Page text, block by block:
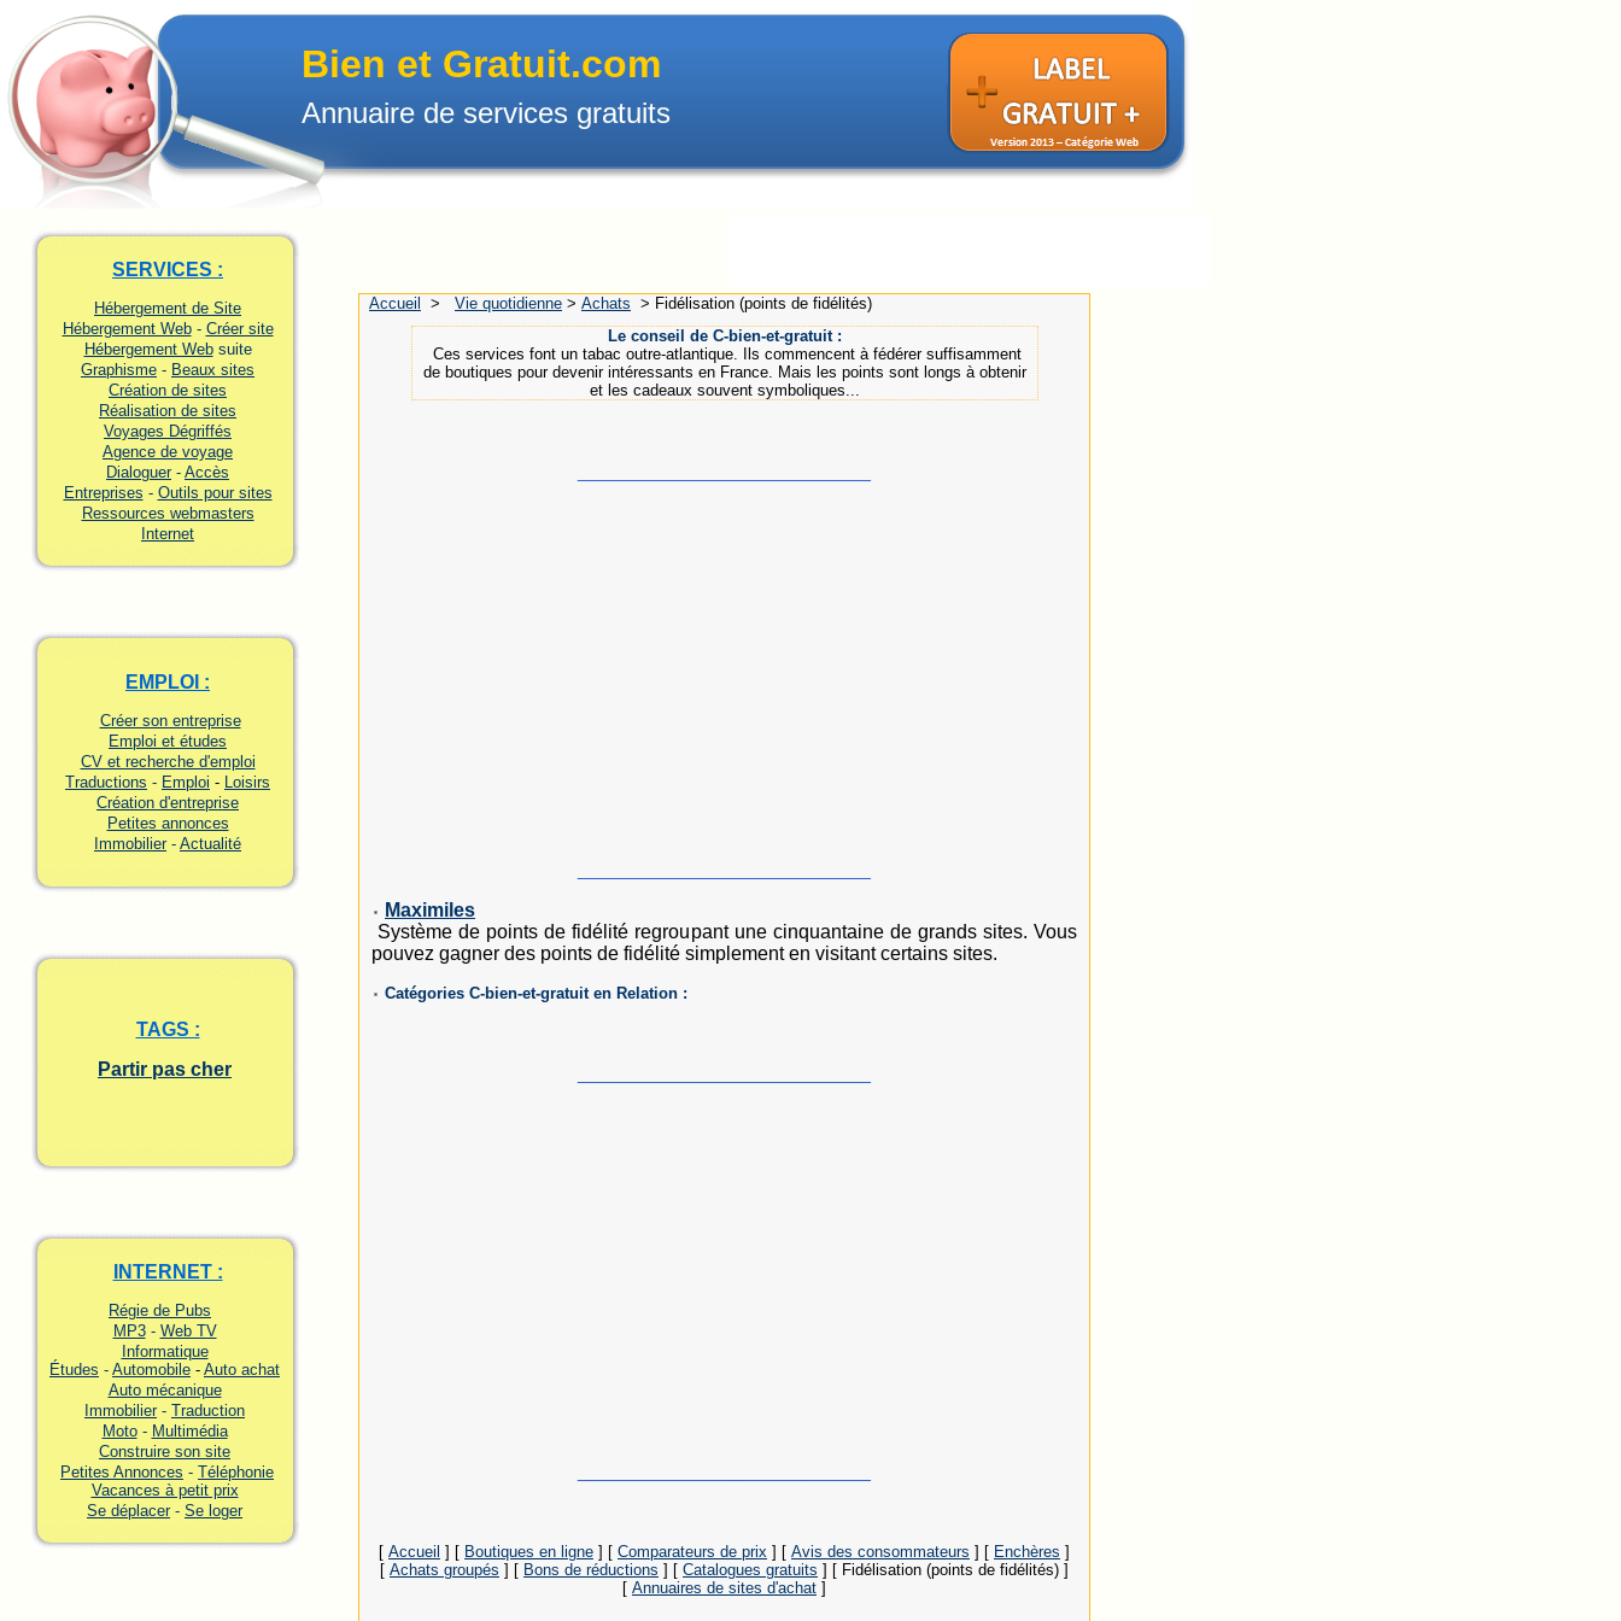
Bien et Gratuit.com
Annuaire de services gratuits
SERVICES :
Hébergement de Site
Hébergement Web- Créer site
Hébergement Websuite
Graphisme - Beaux sites
Création de sites
Réalisation de sites
Voyages Dégriffés
Agence de voyage
Dialoguer- Accès
Entreprises - Outils pour sites
Ressources webmasters
Internet
EMPLOI :
Créer son entreprise
Emploi et études
CV et recherche d'emploi
Traductions - Emploi - Loisirs
Création d'entreprise
Petites annonces
Immobilier - Actualité
TAGS :
Partir pas cher
INTERNET :
Régie de Pubs
MP3- Web TV
Informatique
Études - Automobile - Auto achat
Auto mécanique
Immobilier- Traduction
Moto - Multimédia
Construire son site
Petites Annonces - Téléphonie
Vacances à petit prix
Se déplacer- Se loger
Accueil > Vie quotidienne > Achats > Fidélisation (points de fidélités)
Le conseil de C-bien-et-gratuit :
Ces services font un tabac outre-atlantique. Ils commencent à fédérer suffisamment
de boutiques pour devenir intéressants en France. Mais les points sont longs à obtenir
et les cadeaux souvent symboliques...
Maximiles
Système de points de fidélité regroupant une cinquantaine de grands sites. Vous
pouvez gagner des points de fidélité simplement en visitant certains sites.
Catégories C-bien-et-gratuit en Relation :
[ Accueil ] [ Boutiques en ligne ] [ Comparateurs de prix ] [ Avis des consommateurs ] [ Enchères ]
[ Achats groupés ] [ Bons de réductions ] [ Catalogues gratuits ] [ Fidélisation (points de fidélités) ]
[ Annuaires de sites d'achat ]